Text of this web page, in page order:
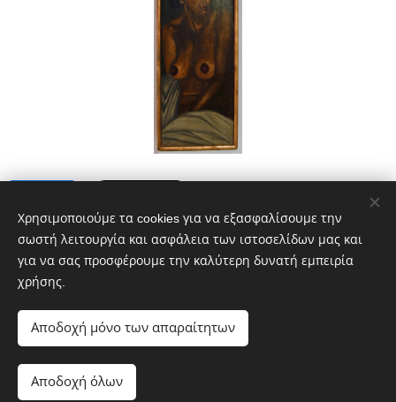
Χρησιμοποιούμε τα cookies για να εξασφαλίσουμε την
σωστή λειτουργία και ασφάλεια των ιστοσελίδων μας και
για να σας προσφέρουμε την καλύτερη δυνατή εμπειρία
χρήσης.
Αποδοχή μόνο των απαραίτητων
Αποδοχή όλων